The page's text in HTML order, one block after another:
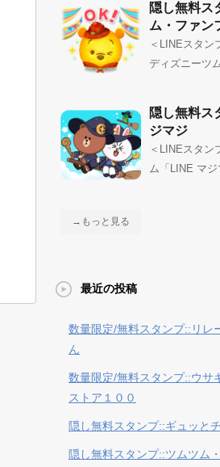
隠し無料ス
ム・ファン
＜LINEスタン
ディズニーツ
隠し無料ス
ジマジ
＜LINEスタン
ム「LINE マジ
→もっと見る
最近の投稿
数量限定/無料スタンプ::リレ
ん
数量限定/無料スタンプ::ウサ
ストア１００
隠し無料スタンプ::ギュッと
隠し無料スタンプ::ツムツム